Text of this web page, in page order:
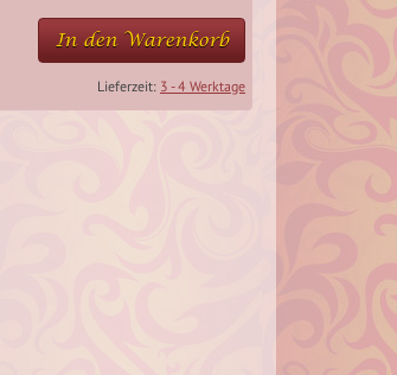
In den Warenkorb
Lieferzeit: 3 - 4 Werktage